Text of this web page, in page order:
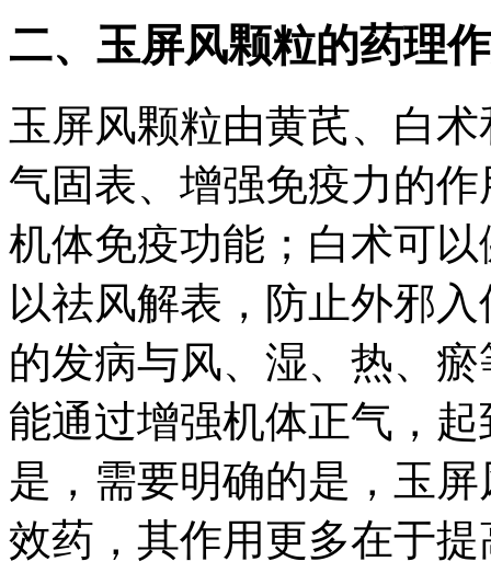
二、玉屏风颗粒的药理
玉屏风颗粒由黄芪、白
气固表、增强免疫力的
机体免疫功能；白术可
以祛风解表，防止外邪
的发病与风、湿、热、
能通过增强机体正气，
是，需要明确的是，玉
效药，其作用更多在于